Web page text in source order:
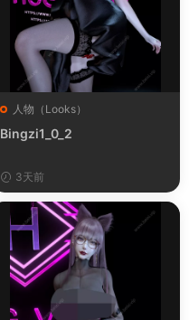
人物（Looks）
Bingzi1_0_2
3天前